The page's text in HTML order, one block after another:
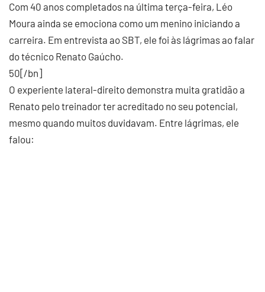
Com 40 anos completados na última terça-feira, Léo
Moura ainda se emociona como um menino iniciando a
carreira. Em entrevista ao SBT, ele foi às lágrimas ao falar
do técnico Renato Gaúcho.
50[/bn]
O experiente lateral-direito demonstra muita gratidão a
Renato pelo treinador ter acreditado no seu potencial,
mesmo quando muitos duvidavam. Entre lágrimas, ele
falou: